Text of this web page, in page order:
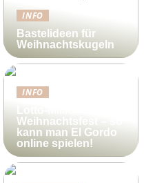
INFO
Bastelideen für
Weihnachtskugeln
INFO
Weihnachtsfest – so
kann man El Gordo
online spielen!